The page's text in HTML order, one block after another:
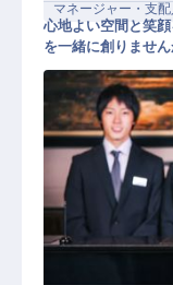
マネージャー・支配
【HOTEL R9
ネージャー
心地よい空間と笑
を一緒に創りませ